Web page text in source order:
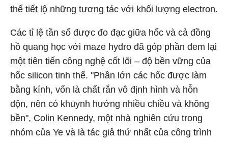
thể tiết lộ những tương tác với khối lượng electron.
Các tỉ lệ tần số được đo đạc giữa hốc và cả đồng
hồ quang học với maze hydro đã góp phần đem lại
một tiên tiến công nghệ cốt lõi – độ bền vững của
hốc silicon tinh thể. "Phần lớn các hốc được làm
bằng kính, vốn là chất rắn vô định hình và hỗn
độn, nên có khuynh hướng nhiều chiều và không
bền", Colin Kennedy, một nhà nghiên cứu trong
nhóm của Ye và là tác giả thứ nhất của công trình